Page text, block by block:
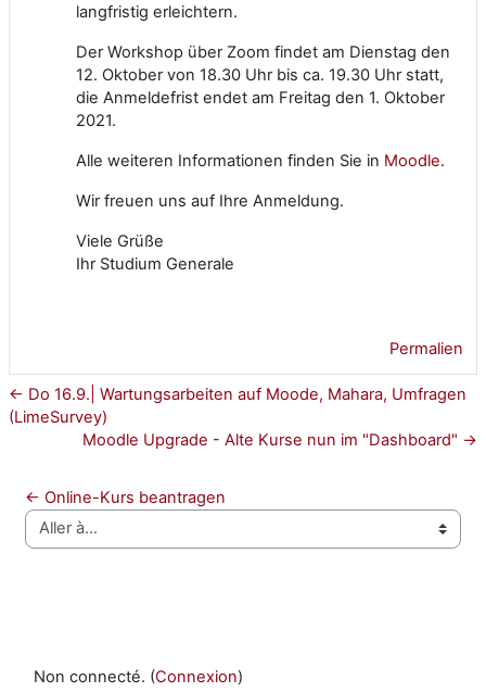
langfristig erleichtern.
Der Workshop über Zoom findet am Dienstag den
12. Oktober von 18.30 Uhr bis ca. 19.30 Uhr statt,
die Anmeldefrist endet am Freitag den 1. Oktober
2021.
Alle weiteren Informationen finden Sie in Moodle.
Wir freuen uns auf Ihre Anmeldung.
Viele Grüße
Ihr Studium Generale
Permalien
← Do 16.9.| Wartungsarbeiten auf Moode, Mahara, Umfragen
(LimeSurvey)
Moodle Upgrade - Alte Kurse nun im "Dashboard" →
← Online-Kurs beantragen
Aller à…
Non connecté. (Connexion)